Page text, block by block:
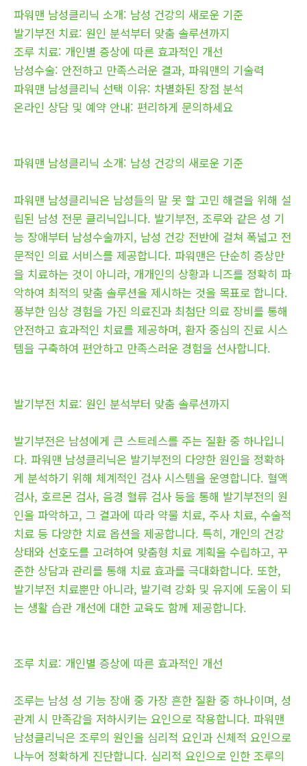
파워맨 남성클리닉 소개: 남성 건강의 새로운 기준
발기부전 치료: 원인 분석부터 맞춤 솔루션까지
조루 치료: 개인별 증상에 따른 효과적인 개선
남성수술: 안전하고 만족스러운 결과, 파워맨의 기술력
파워맨 남성클리닉 선택 이유: 차별화된 장점 분석
온라인 상담 및 예약 안내: 편리하게 문의하세요
파워맨 남성클리닉 소개: 남성 건강의 새로운 기준
파워맨 남성클리닉은 남성들의 말 못 할 고민 해결을 위해 설
립된 남성 전문 클리닉입니다. 발기부전, 조루와 같은 성 기
능 장애부터 남성수술까지, 남성 건강 전반에 걸쳐 폭넓고 전
문적인 의료 서비스를 제공합니다. 파워맨은 단순히 증상만
을 치료하는 것이 아니라, 개개인의 상황과 니즈를 정확히 파
악하여 최적의 맞춤 솔루션을 제시하는 것을 목표로 합니다.
풍부한 임상 경험을 가진 의료진과 최첨단 의료 장비를 통해
안전하고 효과적인 치료를 제공하며, 환자 중심의 진료 시스
템을 구축하여 편안하고 만족스러운 경험을 선사합니다.
발기부전 치료: 원인 분석부터 맞춤 솔루션까지
발기부전은 남성에게 큰 스트레스를 주는 질환 중 하나입니
다. 파워맨 남성클리닉은 발기부전의 다양한 원인을 정확하
게 분석하기 위해 체계적인 검사 시스템을 운영합니다. 혈액
검사, 호르몬 검사, 음경 혈류 검사 등을 통해 발기부전의 원
인을 파악하고, 그 결과에 따라 약물 치료, 주사 치료, 수술적
치료 등 다양한 치료 옵션을 제공합니다. 특히, 개인의 건강
상태와 선호도를 고려하여 맞춤형 치료 계획을 수립하고, 꾸
준한 상담과 관리를 통해 치료 효과를 극대화합니다. 또한,
발기부전 치료뿐만 아니라, 발기력 강화 및 유지에 도움이 되
는 생활 습관 개선에 대한 교육도 함께 제공합니다.
조루 치료: 개인별 증상에 따른 효과적인 개선
조루는 남성 성 기능 장애 중 가장 흔한 질환 중 하나이며, 성
관계 시 만족감을 저하시키는 요인으로 작용합니다. 파워맨
남성클리닉은 조루의 원인을 심리적 요인과 신체적 요인으로
나누어 정확하게 진단합니다. 심리적 요인으로 인한 조루의